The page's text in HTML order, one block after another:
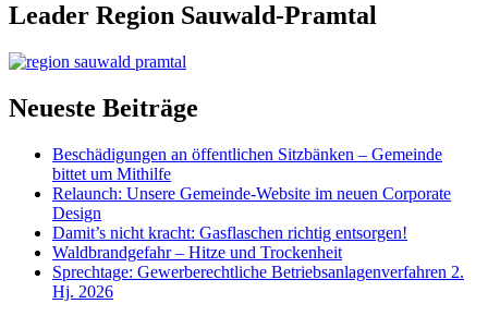
Leader Region Sauwald-Pramtal
Neueste Beiträge
Beschädigungen an öffentlichen Sitzbänken – Gemeinde
bittet um Mithilfe
Relaunch: Unsere Gemeinde-Website im neuen Corporate
Design
Damit’s nicht kracht: Gasflaschen richtig entsorgen!
Waldbrandgefahr – Hitze und Trockenheit
Sprechtage: Gewerberechtliche Betriebsanlagenverfahren 2.
Hj. 2026